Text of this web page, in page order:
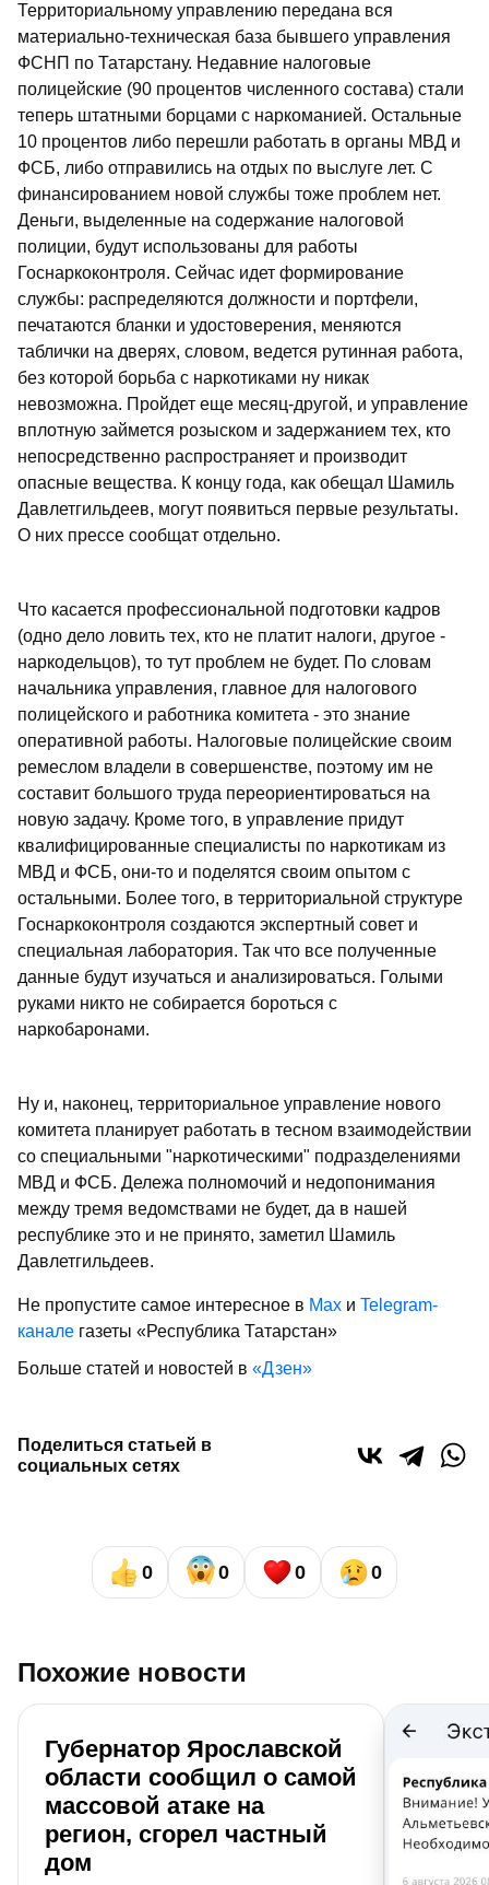
Территориальному управлению передана вся
материально-техническая база бывшего управления
ФСНП по Татарстану. Недавние налоговые
полицейские (90 процентов численного состава) стали
теперь штатными борцами с наркоманией. Остальные
10 процентов либо перешли работать в органы МВД и
ФСБ, либо отправились на отдых по выслуге лет. С
финансированием новой службы тоже проблем нет.
Деньги, выделенные на содержание налоговой
полиции, будут использованы для работы
Госнаркоконтроля. Сейчас идет формирование
службы: распределяются должности и портфели,
печатаются бланки и удостоверения, меняются
таблички на дверях, словом, ведется рутинная работа,
без которой борьба с наркотиками ну никак
невозможна. Пройдет еще месяц-другой, и управление
вплотную займется розыском и задержанием тех, кто
непосредственно распространяет и производит
опасные вещества. К концу года, как обещал Шамиль
Давлетгильдеев, могут появиться первые результаты.
О них прессе сообщат отдельно.
Что касается профессиональной подготовки кадров
(одно дело ловить тех, кто не платит налоги, другое -
наркодельцов), то тут проблем не будет. По словам
начальника управления, главное для налогового
полицейского и работника комитета - это знание
оперативной работы. Налоговые полицейские своим
ремеслом владели в совершенстве, поэтому им не
составит большого труда переориентироваться на
новую задачу. Кроме того, в управление придут
квалифицированные специалисты по наркотикам из
МВД и ФСБ, они-то и поделятся своим опытом с
остальными. Более того, в территориальной структуре
Госнаркоконтроля создаются экспертный совет и
специальная лаборатория. Так что все полученные
данные будут изучаться и анализироваться. Голыми
руками никто не собирается бороться с
наркобаронами.
Ну и, наконец, территориальное управление нового
комитета планирует работать в тесном взаимодействии
со специальными "наркотическими" подразделениями
МВД и ФСБ. Дележа полномочий и недопонимания
между тремя ведомствами не будет, да в нашей
республике это и не принято, заметил Шамиль
Давлетгильдеев.
Не пропустите самое интересное в Max и Telegram-
канале газеты «Республика Татарстан»
Больше статей и новостей в «Дзен»
Поделиться статьей в
социальных сетях
0 0 0 0
Похожие новости
Губернатор Ярославской
области сообщил о самой
массовой атаке на
регион, сгорел частный
дом